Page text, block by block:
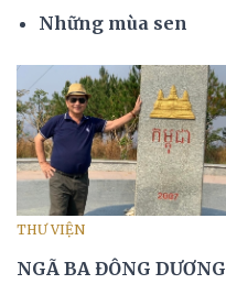
Những mùa sen
THƯ VIỆN
NGÃ BA ĐÔNG DƯƠNG